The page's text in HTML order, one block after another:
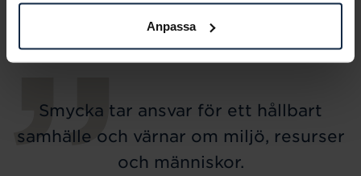
Anpassa
cm
Pris:2 730 kr
2 730 kr
Smycka tar ansvar för ett hållbart
samhälle och värnar om miljö, resurser
och människor.